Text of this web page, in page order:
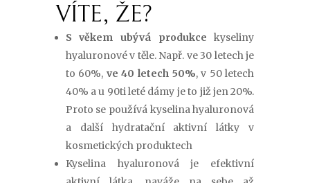
VÍTE, ŽE?
S věkem ubývá produkce kyseliny
hyaluronové v těle. Např. ve 30 letech je
to 60%, ve 40 letech 50%, v 50 letech
40% a u 90ti leté dámy je to již jen 20%.
Proto se používá kyselina hyaluronová
a další hydratační aktivní látky v
kosmetických produktech
Kyselina hyaluronová je efektivní